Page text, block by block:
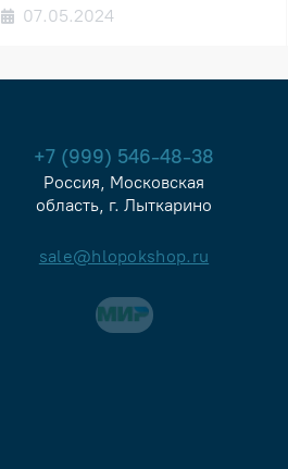
07.05.2024
+7 (999) 546-48-38
Россия, Московская
область, г. Лыткарино
sale@hlopokshop.ru